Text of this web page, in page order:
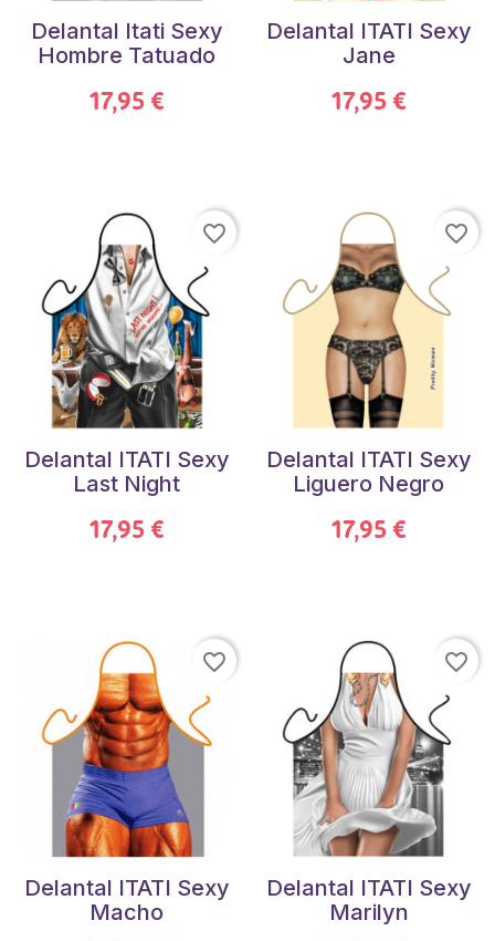
Delantal Itati Sexy
Hombre Tatuado
17,95 €
Delantal ITATI Sexy
Jane
17,95 €
Delantal ITATI Sexy
Last Night
17,95 €
favorite_border
Delantal ITATI Sexy
Liguero Negro
17,95 €
favorite_border
Delantal ITATI Sexy
Macho
favorite_border
Delantal ITATI Sexy
Marilyn
favorite_border